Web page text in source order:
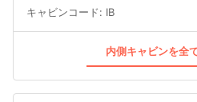
キャビンコード: IB
内側キャビンを全